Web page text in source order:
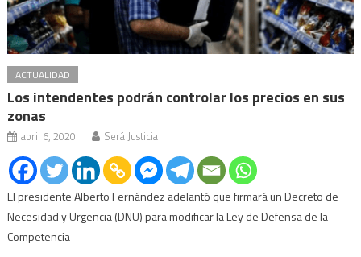
ACTUALIDAD
Los intendentes podrán controlar los precios en sus
zonas
abril 6, 2020 Será Justicia
El presidente Alberto Fernández adelantó que firmará un Decreto de
Necesidad y Urgencia (DNU) para modificar la Ley de Defensa de la
Competencia